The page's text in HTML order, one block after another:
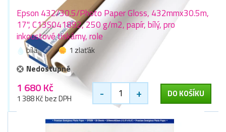
Epson 432/30.5/Photo Paper Gloss, 432mmx30.5m,
17", C13S041892, 250 g/m2, papír, bílý, pro
inkoustové tiskárny, role
bílá
1 zlaťák
Nedostupné
1 680 Kč
1 388 Kč bez DPH - + DO KOŠÍKU